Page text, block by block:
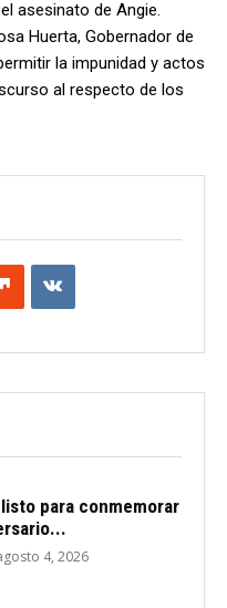
asesinato de Angie.
Huerta, Gobernador de
la impunidad y actos
al respecto de los
para conmemorar
4, 2026